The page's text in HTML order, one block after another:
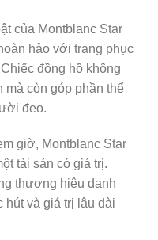
của Montblanc Star
hảo với trang phục
đồng hồ không
mà còn góp phần thể
đeo.
giờ, Montblanc Star
tài sản có giá trị.
thương hiệu danh
hút và giá trị lâu dài